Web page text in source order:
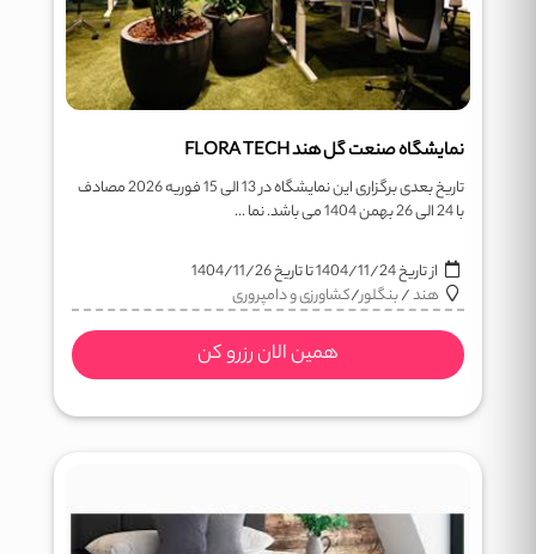
نمایشگاه صنعت گل هند FLORA TECH
تاریخ بعدی برگزاری این نمایشگاه در 13 الی 15 فوریه 2026 مصادف
با 24 الی 26 بهمن 1404 می باشد. نما ...
از تاریخ1404/11/24تا تاریخ1404/11/26
هند/بنگلور/کشاورزی و دامپروری
همین الان رزرو کن